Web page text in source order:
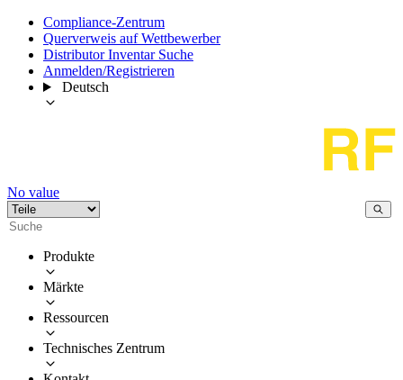
Compliance-Zentrum
Querverweis auf Wettbewerber
Distributor Inventar Suche
Anmelden/Registrieren
Deutsch
No value
Produkte
Märkte
Ressourcen
Technisches Zentrum